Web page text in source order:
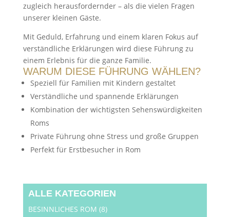
zugleich herausfordernder – als die vielen Fragen
unserer kleinen Gäste.
Mit Geduld, Erfahrung und einem klaren Fokus auf
verständliche Erklärungen wird diese Führung zu
einem Erlebnis für die ganze Familie.
WARUM DIESE FÜHRUNG WÄHLEN?
Speziell für Familien mit Kindern gestaltet
Verständliche und spannende Erklärungen
Kombination der wichtigsten Sehenswürdigkeiten
Roms
Private Führung ohne Stress und große Gruppen
Perfekt für Erstbesucher in Rom
ALLE KATEGORIEN
BESINNLICHES ROM (8)